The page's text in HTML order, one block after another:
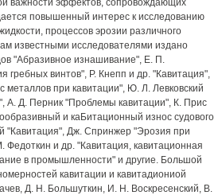
важности эффектов, сопровождающих
повышенный интерес к исследованию
процессов эрозии различного
известными исследователями издано
"Абразивное изнашивание", Е. П.
гребных винтов", Р. Кнепп и др. "Кавитация",
металлов при кавитации", Ю. Л. Левковский
А. Д. Перник "Проблемы кавитации", К. Прис
и каБитационный износ судового
"Кавитация", Дж. Спринжер "Эрозия при
Федоткин и др. "Кавитация, кавитационная
в промышленности" и другие. Большой
кавитации и кавитадиониой
Д. Н. Большуткин, И. Н. Воскресенский, В.